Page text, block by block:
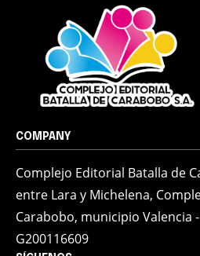
COMPANY
Complejo Editorial Batalla de
entre Lara y Michelena,
Carabobo, municipio Valencia
G200116609